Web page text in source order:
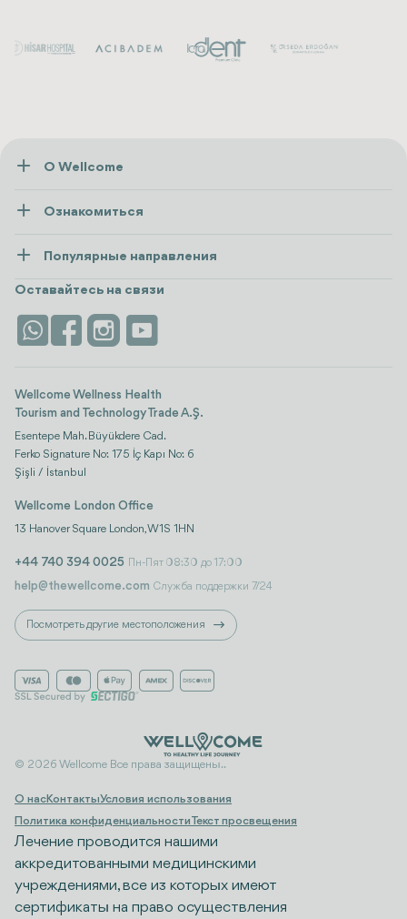
О Wellcome
Пресса
Безопасность
Контакты
Ознакомиться
Wellness
Размещение
Достопримечательности
Отзывы
Популярные направления
посмотреть все
Istanbul
Оставайтесь на связи
Wellcome Wellness Health
Tourism and Technology Trade A.Ş.
Esentepe Mah. Büyükdere Cad.
Ferko Signature No: 175 İç Kapı No: 6
Şişli / İstanbul
Wellcome London Office
13 Hanover Square London, W1S 1HN
+44 740 394 0025 Пн-Пят 08:30 до 17:00
help@thewellcome.com Служба поддержки 7/24
Посмотреть другие местоположения
© 2026 Wellcome Все права защищены..
О насКонтактыУсловия использования
Политика конфиденциальностиТекст просвещения
Лечение проводится нашими
аккредитованными медицинскими
учреждениями, все из которых имеют
сертификаты на право осуществления